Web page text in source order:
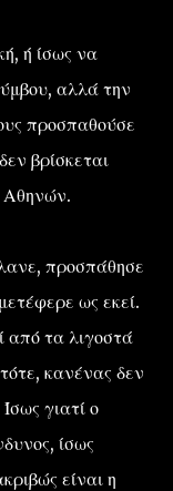
ή ίσως να
αλλά την
προσπαθούσε
βρίσκεται
Αθηνών.
προσπάθησε
ως εκεί.
από τα λιγοστά
κανένας δεν
γιατί ο
ίσως
είναι η